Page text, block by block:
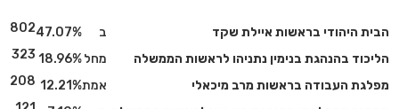
הבית היהודי בראשות איילת שקד 47.07%
802
הליכוד בהנהגת בנימין נתניהו לראשות הממשלה מחל18.96%
323
מפלגת העבודה בראשות מרב מיכאלי אמת12.21%
208